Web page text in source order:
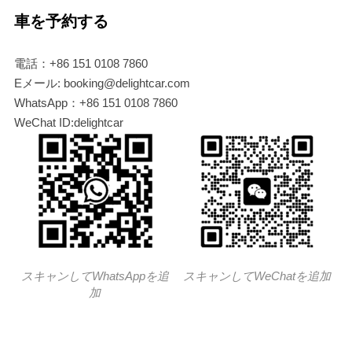
車を予約する
電話：+86 151 0108 7860
Eメール: booking@delightcar.com
WhatsApp：+86 151 0108 7860
WeChat ID:delightcar
スキャンしてWhatsAppを追
加
スキャンしてWeChatを追加